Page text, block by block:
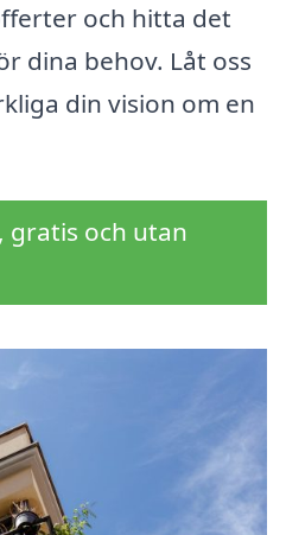
och hitta det
dina behov. Låt oss
din vision om en
gratis och utan